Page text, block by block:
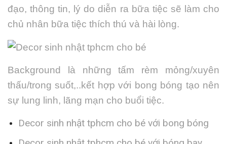
đạo, thông tin, lý do diễn ra bữa tiệc sẽ làm cho
chủ nhân bữa tiệc thích thú và hài lòng.
Background là những tấm rèm mỏng/xuyên
thấu/trong suốt,..kết hợp với bong bóng tạo nên
sự lung linh, lãng mạn cho buổi tiệc.
Decor sinh nhật tphcm cho bé với bong bóng